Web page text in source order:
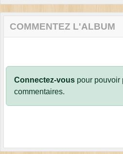
COMMENTEZ L'ALBUM
Connectez-vous pour pouvoir
commentaires.